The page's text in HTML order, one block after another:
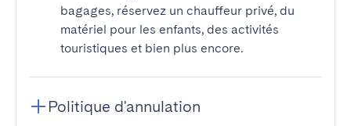
bagages, réservez un chauffeur privé, du
matériel pour les enfants, des activités
touristiques et bien plus encore.
Politique d'annulation